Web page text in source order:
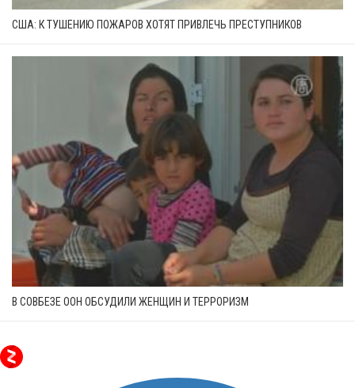
США: К ТУШЕНИЮ ПОЖАРОВ ХОТЯТ ПРИВЛЕЧЬ ПРЕСТУПНИКОВ
В СОВБЕЗЕ ООН ОБСУДИЛИ ЖЕНЩИН И ТЕРРОРИЗМ